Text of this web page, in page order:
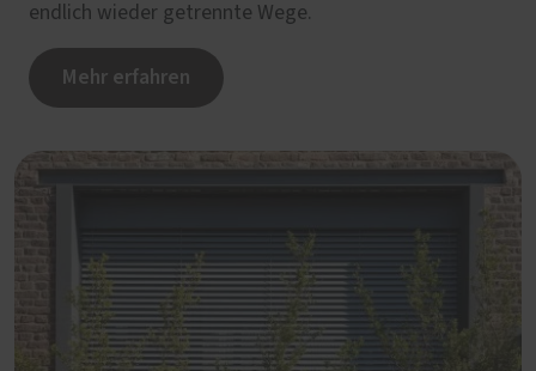
endlich wieder getrennte Wege.
Mehr erfahren